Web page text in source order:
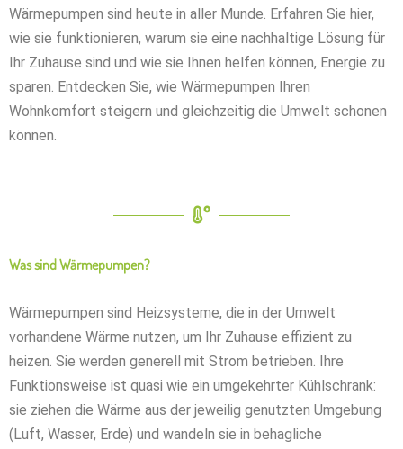
Wärmepumpen sind heute in aller Munde. Erfahren Sie hier,
wie sie funktionieren, warum sie eine nachhaltige Lösung für
Ihr Zuhause sind und wie sie Ihnen helfen können, Energie zu
sparen. Entdecken Sie, wie Wärmepumpen Ihren
Wohnkomfort steigern und gleichzeitig die Umwelt schonen
können.
Was sind Wärmepumpen?
Wärmepumpen sind Heizsysteme, die in der Umwelt
vorhandene Wärme nutzen, um Ihr Zuhause effizient zu
heizen. Sie werden generell mit Strom betrieben. Ihre
Funktionsweise ist quasi wie ein umgekehrter Kühlschrank:
sie ziehen die Wärme aus der jeweilig genutzten Umgebung
(Luft, Wasser, Erde) und wandeln sie in behagliche